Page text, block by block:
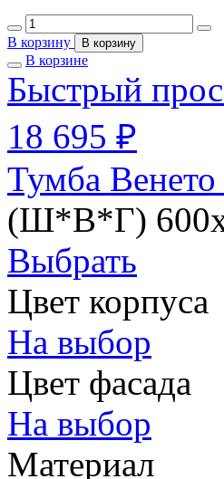
В корзину В корзину
В корзине
Быстрый
18 695 ₽
Тумба
(Ш*В*Г)
Выбрать
Цвет корпуса
На выбор
Цвет фасада
На выбор
Материал